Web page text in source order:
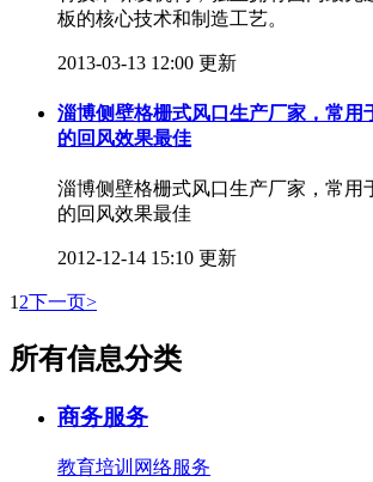
板的核心技术和制造工艺。
2013-03-13 12:00 更新
淄博侧壁格栅式风口生产厂家，常用
的回风效果最佳
淄博侧壁格栅式风口生产厂家，常用
的回风效果最佳
2012-12-14 15:10 更新
1 2下一页>
所有信息分类
商务服务
教育培训 网络服务